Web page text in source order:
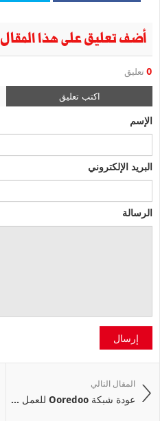
أضف تعليق على هذا المقال
0 تعليق
اكتب تعليق
الإسم
البريد الإلكتروني
الرسالة
إرسال
المقال التالي
عودة شبكة Ooredoo للعمل ...